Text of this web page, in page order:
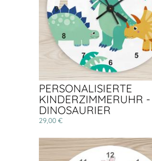
PERSONALISIERTE
KINDERZIMMERUHR -
DINOSAURIER
29,00 €